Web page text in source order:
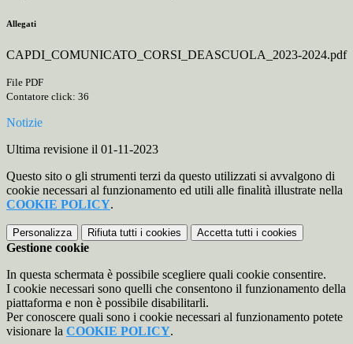
Allegati
CAPDI_COMUNICATO_CORSI_DEASCUOLA_2023-2024.pdf
File PDF
Contatore click: 36
Notizie
Ultima revisione il 01-11-2023
Questo sito o gli strumenti terzi da questo utilizzati si avvalgono di
cookie necessari al funzionamento ed utili alle finalità illustrate nella
COOKIE POLICY.
Personalizza Rifiuta tutti i cookies Accetta tutti i cookies
Gestione cookie
In questa schermata è possibile scegliere quali cookie consentire.
I cookie necessari sono quelli che consentono il funzionamento della
piattaforma e non è possibile disabilitarli.
Per conoscere quali sono i cookie necessari al funzionamento potete
visionare la COOKIE POLICY.